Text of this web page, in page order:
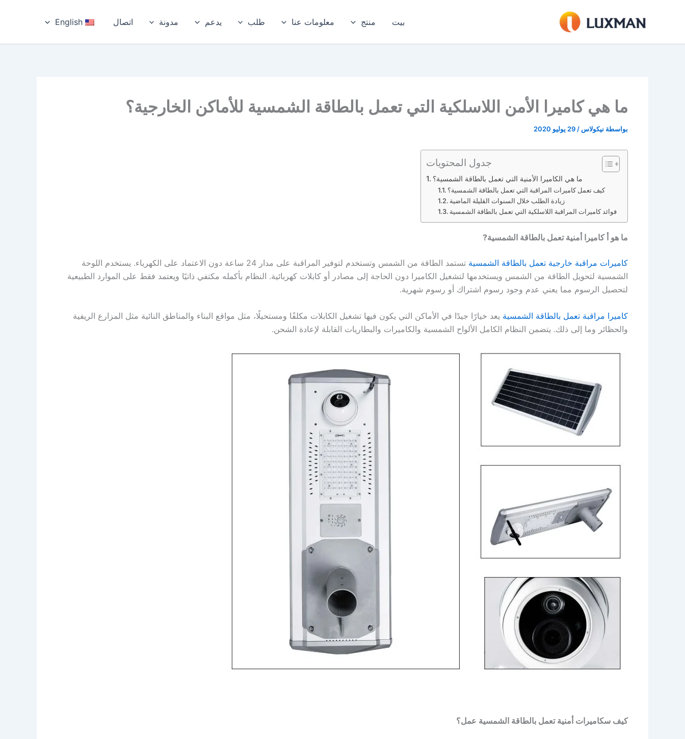
بيت منتج معلومات عنا طلب يدعم مدونة اتصال English
ما هي كاميرا الأمن اللاسلكية التي تعمل بالطاقة الشمسية للأماكن الخارجية؟
بواسطة نيكولاس / 29 يوليو 2020
جدول المحتويات
ما هي الكاميرا الأمنية التي تعمل بالطاقة الشمسية؟
كيف تعمل كاميرات المراقبة التي تعمل بالطاقة الشمسية؟
زيادة الطلب خلال السنوات القليلة الماضية
فوائد كاميرات المراقبة اللاسلكية التي تعمل بالطاقة الشمسية
ما هو أكاميرا أمنية تعمل بالطاقة الشمسية?
كاميرات مراقبة خارجية تعمل بالطاقة الشمسية
تستمد الطاقة من الشمس وتستخدم لتوفير المراقبة على مدار 24 ساعة دون الاعتماد على الكهرباء. يستخدم اللوحة
الشمسية لتحويل الطاقة من الشمس ويستخدمها لتشغيل الكاميرا دون الحاجة إلى مصادر أو كابلات كهربائية. النظام بأكمله مكتفي ذاتيًا ويعتمد فقط على الموارد الطبيعية
لتحصيل الرسوم مما يعني عدم وجود رسوم اشتراك أو رسوم شهرية.
كاميرا مراقبة تعمل بالطاقة الشمسية يعد خيارًا جيدًا في الأماكن التي يكون فيها تشغيل الكابلات مكلفًا ومستحيلًا، مثل مواقع البناء والمناطق النائية مثل المزارع الريفية
والحظائر وما إلى ذلك. يتضمن النظام الكامل الألواح الشمسية والكاميرات والبطاريات القابلة لإعادة الشحن.
كيف سكاميرات أمنية تعمل بالطاقة الشمسية عمل؟